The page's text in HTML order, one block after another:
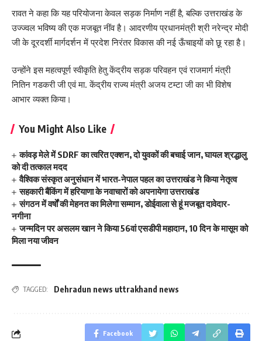
रावत ने कहा कि यह परियोजना केवल सड़क निर्माण नहीं है, बल्कि उत्तराखंड के
उज्ज्वल भविष्य की एक मजबूत नींव है। आदरणीय प्रधानमंत्री श्री नरेन्द्र मोदी
जी के दूरदर्शी मार्गदर्शन में प्रदेश निरंतर विकास की नई ऊँचाइयों को छू रहा है।
उन्होंने इस महत्वपूर्ण स्वीकृति हेतु केंद्रीय सड़क परिवहन एवं राजमार्ग मंत्री
नितिन गडकरी जी एवं मा. केंद्रीय राज्य मंत्री अजय टम्टा जी का भी विशेष
आभार व्यक्त किया।
You Might Also Like
कांवड़ मेले में SDRF का त्वरित एक्शन, दो युवकों की बचाई जान, घायल श्रद्धालु
को दी तत्काल मदद
वैश्विक संस्कृत अनुसंधान में भारत-नेपाल पहल का उत्तराखंड ने किया नेतृत्व
सहकारी बैंकिंग में हरियाणा के नवाचारों को अपनायेगा उत्तराखंड
संगठन में वर्षों की मेहनत का मिलेगा सम्मान, डोईवाला से हूं मजबूत दावेदार-
नगीना
जन्मदिन पर असलम खान ने किया 56वां एसडीपी महादान, 10 दिन के मासूम को
मिला नया जीवन
TAGGED: Dehradun news uttrakhand news
Facebook